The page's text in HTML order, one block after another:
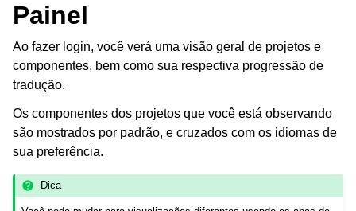
navigation of Formatos de arquivos suportados
Painel
Ao fazer login, você verá uma visão geral de projetos e
componentes, bem como sua respectiva progressão de
tradução.
Os componentes dos projetos que você está observando
são mostrados por padrão, e cruzados com os idiomas de
sua preferência.
Dica